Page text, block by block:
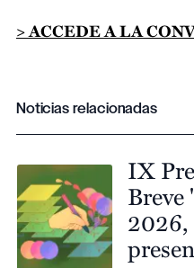
> ACCEDE A LA
Noticias relacionadas
IX
2026,